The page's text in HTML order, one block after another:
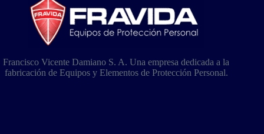
Francisco Vicente Damiano S. A. Una empresa dedicada a la
fabricación de Equipos y Elementos de Protección Personal.